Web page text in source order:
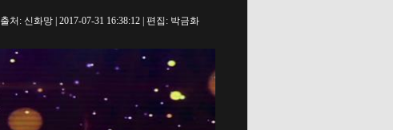
출처: 신화망 | 2017-07-31 16:38:12 | 편집: 박금화